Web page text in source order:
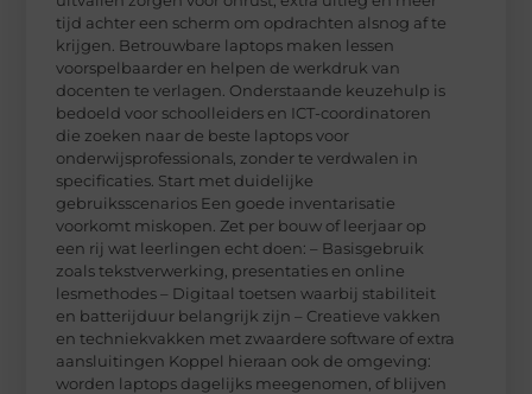
tijd achter een scherm om opdrachten alsnog af te
krijgen. Betrouwbare laptops maken lessen
voorspelbaarder en helpen de werkdruk van
docenten te verlagen. Onderstaande keuzehulp is
bedoeld voor schoolleiders en ICT-coordinatoren
die zoeken naar de beste laptops voor
onderwijsprofessionals, zonder te verdwalen in
specificaties. Start met duidelijke
gebruiksscenarios Een goede inventarisatie
voorkomt miskopen. Zet per bouw of leerjaar op
een rij wat leerlingen echt doen: – Basisgebruik
zoals tekstverwerking, presentaties en online
lesmethodes – Digitaal toetsen waarbij stabiliteit
en batterijduur belangrijk zijn – Creatieve vakken
en techniekvakken met zwaardere software of extra
aansluitingen Koppel hieraan ook de omgeving:
worden laptops dagelijks meegenomen, of blijven